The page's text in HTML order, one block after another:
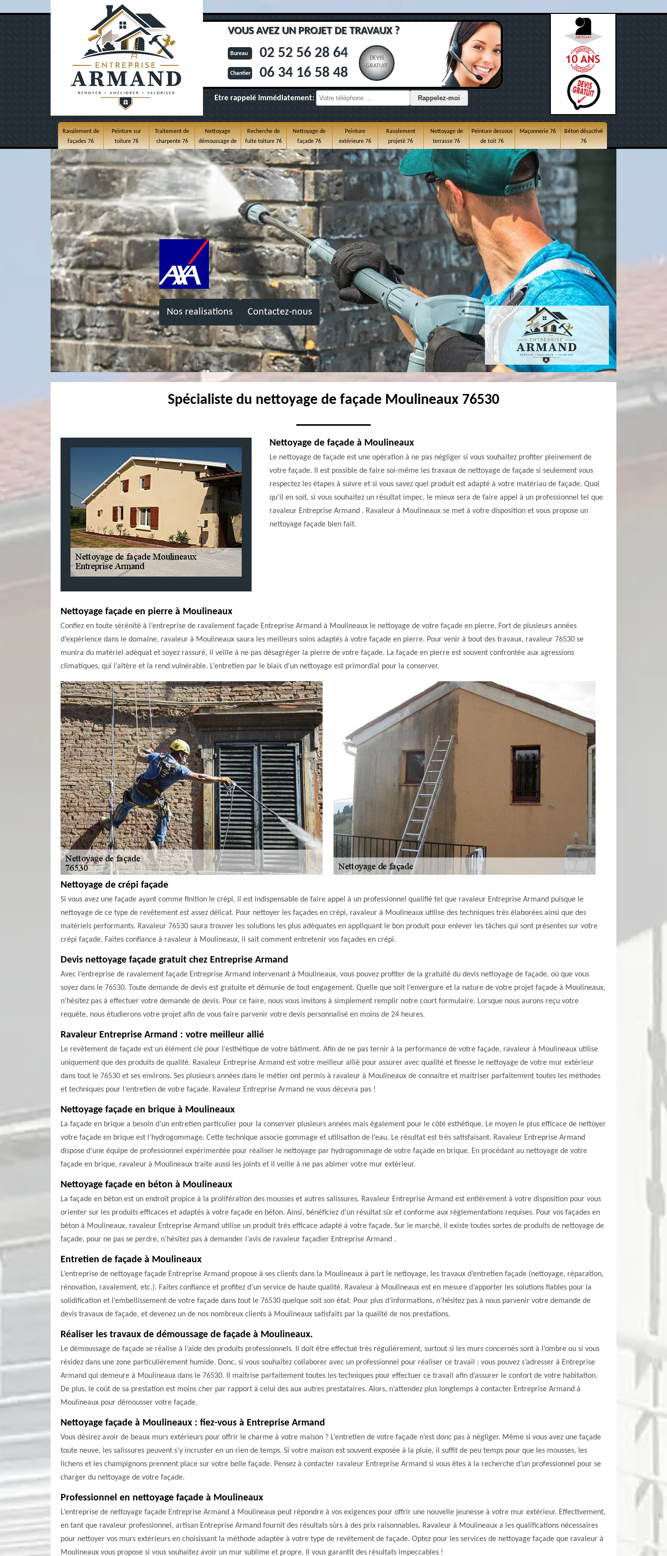
VOUS AVEZ UN PROJET DE TRAVAUX ?
Bureau 02 52 56 28 64
Chantier 06 34 16 58 48
DEVIS
GRATUIT
Etre rappelé immédiatement:
Ravalement de
façades 76
Peinture sur
toiture 76
Traitement de
charpente 76
Nettoyage
démoussage de
toiture 76
Recherche de
fuite toiture 76
Nettoyage de
façade 76
Peinture
extérieure 76
Ravalement
projeté 76
Nettoyage de
terrasse 76
Peinture dessous
de toit 76
Maçonnerie 76
Béton désactivé
76
Nos realisations Contactez-nous
Spécialiste du nettoyage de façade Moulineaux 76530
Nettoyage de façade à Moulineaux
Le nettoyage de façade est une opération à ne pas négliger si vous souhaitez profiter pleinement de
votre façade. Il est possible de faire soi-même les travaux de nettoyage de façade si seulement vous
respectez les étapes à suivre et si vous savez quel produit est adapté à votre matériau de façade. Quoi
qu’il en soit, si vous souhaitez un résultat impec, le mieux sera de faire appel à un professionnel tel que
ravaleur Entreprise Armand . Ravaleur à Moulineaux se met à votre disposition et vous propose un
nettoyage façade bien fait.
Nettoyage façade en pierre à Moulineaux
Confiez en toute sérénité à l’entreprise de ravalement façade Entreprise Armand à Moulineaux le nettoyage de votre façade en pierre. Fort de plusieurs années
d’expérience dans le domaine, ravaleur à Moulineaux saura les meilleurs soins adaptés à votre façade en pierre. Pour venir à bout des travaux, ravaleur 76530 se
munira du matériel adéquat et soyez rassuré, il veille à ne pas désagréger la pierre de votre façade. La façade en pierre est souvent confrontée aux agressions
climatiques, qui l’altère et la rend vulnérable. L’entretien par le biais d’un nettoyage est primordial pour la conserver.
Nettoyage de crépi façade
Si vous avez une façade ayant comme finition le crépi, il est indispensable de faire appel à un professionnel qualifié tel que ravaleur Entreprise Armand puisque le
nettoyage de ce type de revêtement est assez délicat. Pour nettoyer les façades en crépi, ravaleur à Moulineaux utilise des techniques très élaborées ainsi que des
matériels performants. Ravaleur 76530 saura trouver les solutions les plus adéquates en appliquant le bon produit pour enlever les tâches qui sont présentes sur votre
crépi façade. Faites confiance à ravaleur à Moulineaux, il sait comment entretenir vos façades en crépi.
Devis nettoyage façade gratuit chez Entreprise Armand
Avec l’entreprise de ravalement façade Entreprise Armand intervenant à Moulineaux, vous pouvez profiter de la gratuité du devis nettoyage de façade, où que vous
soyez dans le 76530. Toute demande de devis est gratuite et démunie de tout engagement. Quelle que soit l’envergure et la nature de votre projet façade à Moulineaux,
n’hésitez pas à effectuer votre demande de devis. Pour ce faire, nous vous invitons à simplement remplir notre court formulaire. Lorsque nous aurons reçu votre
requête, nous étudierons votre projet afin de vous faire parvenir votre devis personnalisé en moins de 24 heures.
Ravaleur Entreprise Armand : votre meilleur allié
Le revêtement de façade est un élément clé pour l’esthétique de votre bâtiment. Afin de ne pas ternir à la performance de votre façade, ravaleur à Moulineaux utilise
uniquement que des produits de qualité. Ravaleur Entreprise Armand est votre meilleur allié pour assurer avec qualité et finesse le nettoyage de votre mur extérieur
dans tout le 76530 et ses environs. Ses plusieurs années dans le métier ont permis à ravaleur à Moulineaux de connaitre et maitriser parfaitement toutes les méthodes
et techniques pour l’entretien de votre façade. Ravaleur Entreprise Armand ne vous décevra pas !
Nettoyage façade en brique à Moulineaux
La façade en brique a besoin d’un entretien particulier pour la conserver plusieurs années mais également pour le côté esthétique. Le moyen le plus efficace de nettoyer
votre façade en brique est l’hydrogommage. Cette technique associe gommage et utilisation de l’eau. Le résultat est très satisfaisant. Ravaleur Entreprise Armand
dispose d’une équipe de professionnel expérimentée pour réaliser le nettoyage par hydrogommage de votre façade en brique. En procédant au nettoyage de votre
façade en brique, ravaleur à Moulineaux traite aussi les joints et il veille à ne pas abimer votre mur extérieur.
Nettoyage façade en béton à Moulineaux
La façade en béton est un endroit propice à la prolifération des mousses et autres salissures. Ravaleur Entreprise Armand est entièrement à votre disposition pour vous
orienter sur les produits efficaces et adaptés à votre façade en béton. Ainsi, bénéficiez d’un résultat sûr et conforme aux règlementations requises. Pour vos façades en
béton à Moulineaux, ravaleur Entreprise Armand utilise un produit très efficace adapté à votre façade. Sur le marché, il existe toutes sortes de produits de nettoyage de
façade, pour ne pas se perdre, n’hésitez pas à demander l’avis de ravaleur façadier Entreprise Armand .
Entretien de façade à Moulineaux
L’entreprise de nettoyage façade Entreprise Armand propose à ses clients dans la Moulineaux à part le nettoyage, les travaux d’entretien façade (nettoyage, réparation,
rénovation, ravalement, etc.). Faites confiance et profitez d’un service de haute qualité. Ravaleur à Moulineaux est en mesure d’apporter les solutions fiables pour la
solidification et l’embellissement de votre façade dans tout le 76530 quelque soit son état. Pour plus d’informations, n’hésitez pas à nous parvenir votre demande de
devis travaux de façade, et devenez un de nos nombreux clients à Moulineaux satisfaits par la qualité de nos prestations.
Réaliser les travaux de démoussage de façade à Moulineaux.
Le démoussage de façade se réalise à l’aide des produits professionnels. Il doit être effectué très régulièrement, surtout si les murs concernés sont à l’ombre ou si vous
résidez dans une zone particulièrement humide. Donc, si vous souhaitez collaborer avec un professionnel pour réaliser ce travail ; vous pouvez s’adresser à Entreprise
Armand qui demeure à Moulineaux dans le 76530. Il maîtrise parfaitement toutes les techniques pour effectuer ce travail afin d’assurer le confort de votre habitation.
De plus, le coût de sa prestation est moins cher par rapport à celui des aux autres prestataires. Alors, n’attendez plus longtemps à contacter Entreprise Armand à
Moulineaux pour démousser votre façade.
Nettoyage façade à Moulineaux : fiez-vous à Entreprise Armand
Vous désirez avoir de beaux murs extérieurs pour offrir le charme à votre maison ? L’entretien de votre façade n’est donc pas à négliger. Même si vous avez une façade
toute neuve, les salissures peuvent s’y incruster en un rien de temps. Si votre maison est souvent exposée à la pluie, il suffit de peu temps pour que les mousses, les
lichens et les champignons prennent place sur votre belle façade. Pensez à contacter ravaleur Entreprise Armand si vous êtes à la recherche d’un professionnel pour se
charger du nettoyage de votre façade.
Professionnel en nettoyage façade à Moulineaux
L’entreprise de nettoyage façade Entreprise Armand à Moulineaux peut répondre à vos exigences pour offrir une nouvelle jeunesse à votre mur extérieur. Effectivement,
en tant que ravaleur professionnel, artisan Entreprise Armand fournit des résultats sûrs à des prix raisonnables. Ravaleur à Moulineaux a les qualifications nécessaires
pour nettoyer vos murs extérieurs en choisissant la méthode adaptée à votre type de revêtement de façade. Optez pour les services de nettoyage façade que ravaleur à
Moulineaux vous propose si vous souhaitez avoir un mur sublime et propre. Il vous garantit des résultats impeccables !